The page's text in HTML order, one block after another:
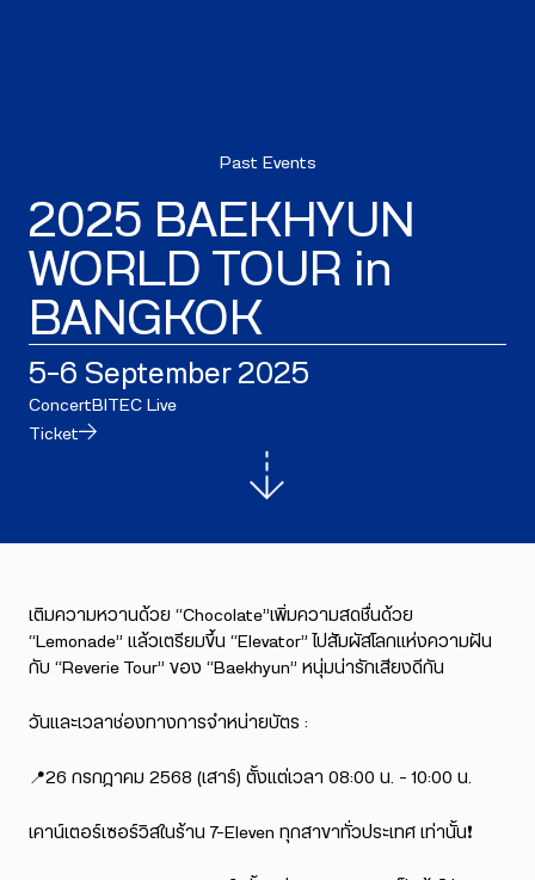
Past Events
2025 BAEKHYUN
WORLD TOUR in
BANGKOK
5–6 September 2025
Concert BITEC Live
Ticket
เติมความหวานด้วย “Chocolate”เพิ่มความสดชื่นด้วย
“Lemonade” แล้วเตรียมขึ้น “Elevator” ไปสัมผัสโลกแห่งความฝัน
กับ “Reverie Tour” ของ “Baekhyun” หนุ่มน่ารักเสียงดีกัน
วันและเวลาช่องทางการจำหน่ายบัตร :
📍26 กรกฎาคม 2568 (เสาร์) ตั้งแต่เวลา 08:00 น. – 10:00 น.
เคาน์เตอร์เซอร์วิสในร้าน 7-Eleven ทุกสาขาทั่วประเทศ เท่านั้น❗️